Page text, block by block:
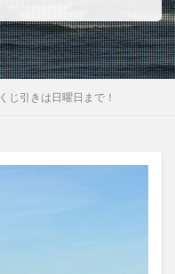
引きは日曜日まで！